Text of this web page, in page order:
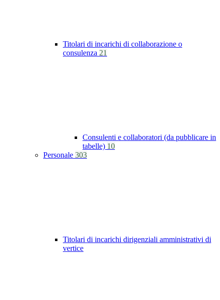
Titolari di incarichi di collaborazione o
consulenza 21
Consulenti e collaboratori (da pubblicare in
tabelle) 10
Personale 303
Titolari di incarichi dirigenziali amministrativi di
vertice